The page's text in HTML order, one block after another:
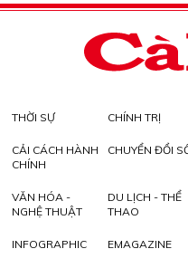
THỜI SỰ CHÍNH TRỊ
CẢI CÁCH HÀNH
CHÍNH
CHUYỂN ĐỔI
VĂN HÓA -
NGHỆ THUẬT
DU LỊCH - THỂ
THAO
INFOGRAPHIC EMAGAZINE